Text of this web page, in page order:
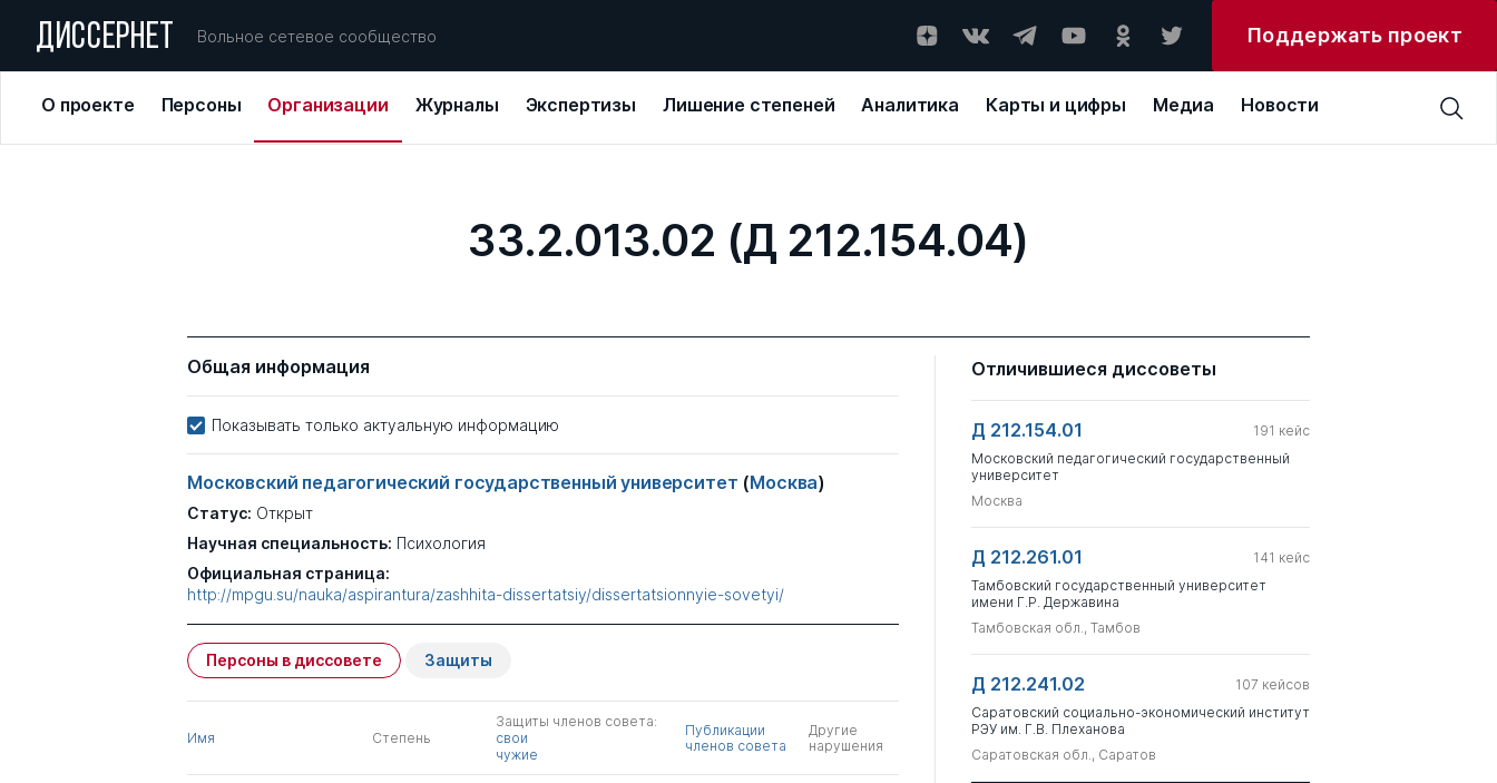
ДИССЕРНЕТ Вольное сетевое сообщество Поддержать проект
О проекте Персоны Организации Журналы Экспертизы Лишение степеней Аналитика Карты и цифры Медиа Новости
33.2.013.02 (Д 212.154.04)
Общая информация
Показывать только актуальную информацию
Московский педагогический государственный университет (Москва)
Статус: Открыт
Научная специальность: Психология
Официальная страница:
http://mpgu.su/nauka/aspirantura/zashhita-dissertatsiy/dissertatsionnyie-sovetyi/
Персоны в диссовете Защиты
Имя Степень
Защиты членов совета:
свои
чужие
Публикации
членов совета
Другие
нарушения
Отличившиеся диссоветы
Д 212.154.01 191 кейс
Московский педагогический государственный
университет
Москва
Д 212.261.01 141 кейс
Тамбовский государственный университет
имени Г.Р. Державина
Тамбовская обл., Тамбов
Д 212.241.02 107 кейсов
Саратовский социально-экономический институт
РЭУ им. Г.В. Плеханова
Саратовская обл., Саратов